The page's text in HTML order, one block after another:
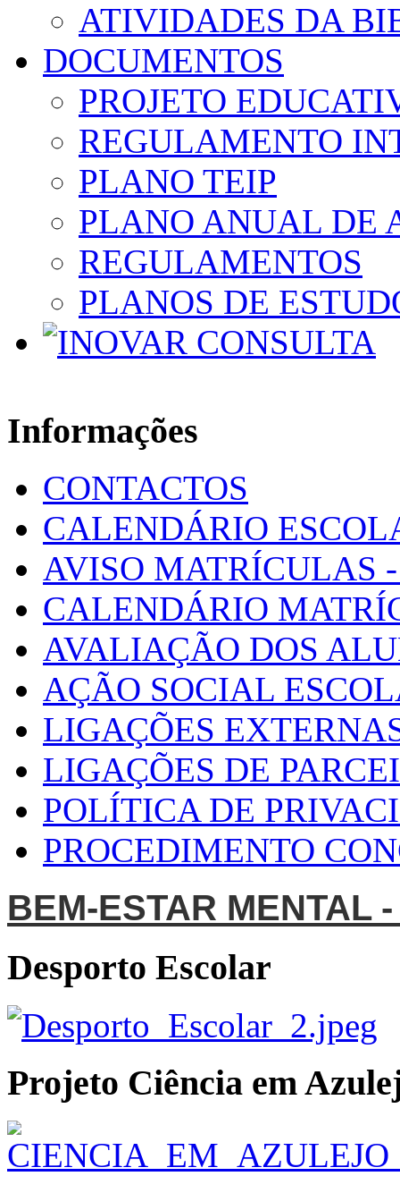
ATIVIDADES DA
DOCUMENTOS
PROJETO
REGULAMENTO
PLANO TEIP
PLANO ANUAL DE
REGULAMENTOS
PLANOS DE
Informações
CONTACTOS
CALENDÁRIO
AVISO MATRÍCULAS
CALENDÁRIO
AVALIAÇÃO DOS
AÇÃO SOCIAL
LIGAÇÕES
LIGAÇÕES DE
POLÍTICA DE
PROCEDIMENTO
BEM-ESTAR MENTAL
Desporto Escolar
Projeto Ciência em